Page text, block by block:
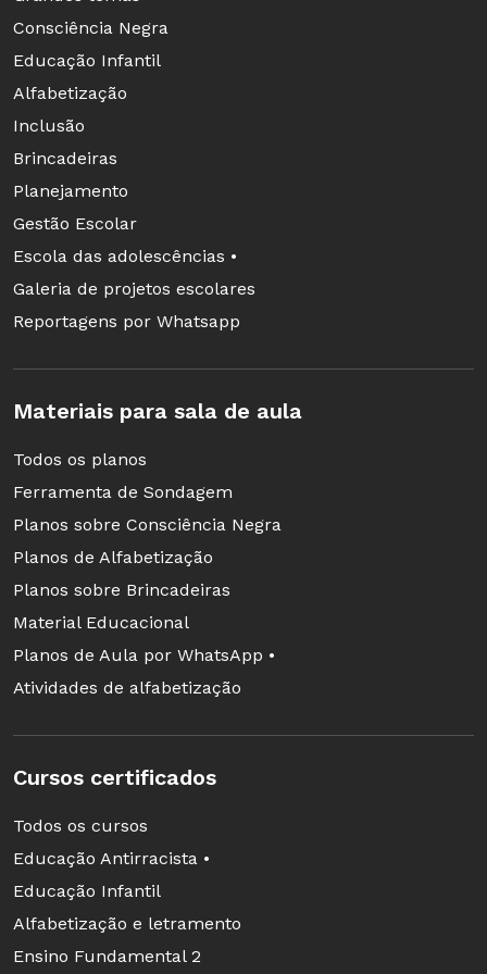
conhecimentos, como algébrico,
geométrico e numérico.
As atividades devem ser concebidas
considerando as recomendações dos PCN e das
propostas curriculares e também os resultados
de pesquisas sobre o tema em questão. As
tarefas devem permitir aos alunos desenvolver
certas competências e habilidades e precisam
ter, essencialmente, dois objetivos claros:
(validação científica) de maneira
construtiva e significativa.
Desenvolver certas habilidades. Por
exemplo, saber ler, interpretar e utilizar as
diferentes representações matemáticas,
bem como desenvolver o raciocínio
dedutivo.
As situações têm de ser concebidas para
permitir aos alunos agir, se expressar, refletir e
caso é o de mediador e orientador. As
intervenções docentes devem ser feitas de
modo a não prejudicar a participação do aluno
no seu processo de aprendizagem. Assim, a
aplicação de cada atividade deve levar em
consideração duas condições: os estudantes
Consciência Negra
Educação Infantil
Alfabetização
Inclusão
Brincadeiras
Planejamento
Gestão Escolar
Escola das adolescências •
Galeria de projetos escolares
Reportagens por Whatsapp
Materiais para sala de aula
Todos os planos
Ferramenta de Sondagem
Planos sobre Consciência Negra
Planos de Alfabetização
Planos sobre Brincadeiras
Material Educacional
Planos de Aula por WhatsApp •
Atividades de alfabetização
Cursos certificados
Todos os cursos
Educação Antirracista •
Educação Infantil
Alfabetização e letramento
Ensino Fundamental 2